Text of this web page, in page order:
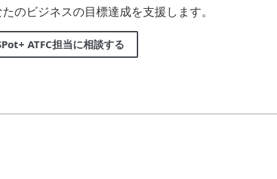
のビジネスの目標達成を支援します。
ATFC担当に相談する